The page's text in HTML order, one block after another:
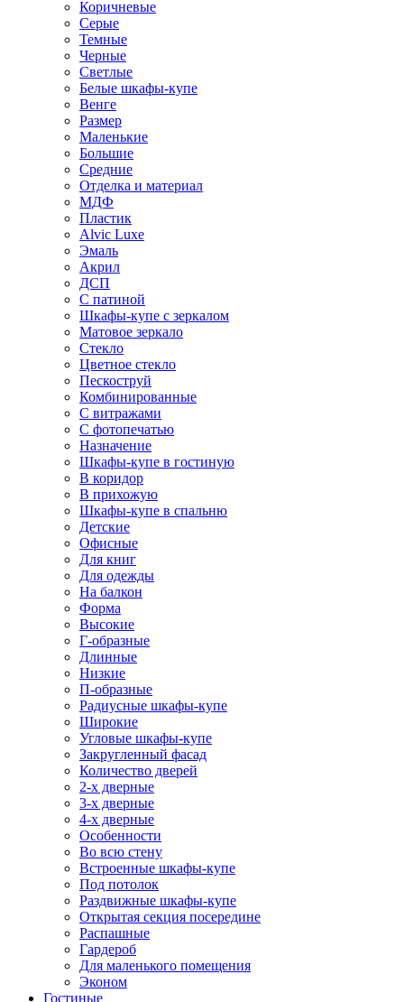
Коричневые
Серые
Темные
Черные
Светлые
Белые шкафы-купе
Венге
Размер
Маленькие
Большие
Средние
Отделка и материал
МДФ
Пластик
Alvic Luxe
Эмаль
Акрил
ДСП
С патиной
Шкафы-купе с зеркалом
Матовое зеркало
Стекло
Цветное стекло
Пескоструй
Комбинированные
С витражами
С фотопечатью
Назначение
Шкафы-купе в гостиную
В коридор
В прихожую
Шкафы-купе в спальню
Детские
Офисные
Для книг
Для одежды
На балкон
Форма
Высокие
Г-образные
Длинные
Низкие
П-образные
Радиусные шкафы-купе
Широкие
Угловые шкафы-купе
Закругленный фасад
Количество дверей
2-х дверные
3-х дверные
4-х дверные
Особенности
Во всю стену
Встроенные шкафы-купе
Под потолок
Раздвижные шкафы-купе
Открытая секция посередине
Распашные
Гардероб
Для маленького помещения
Эконом
Гостиные